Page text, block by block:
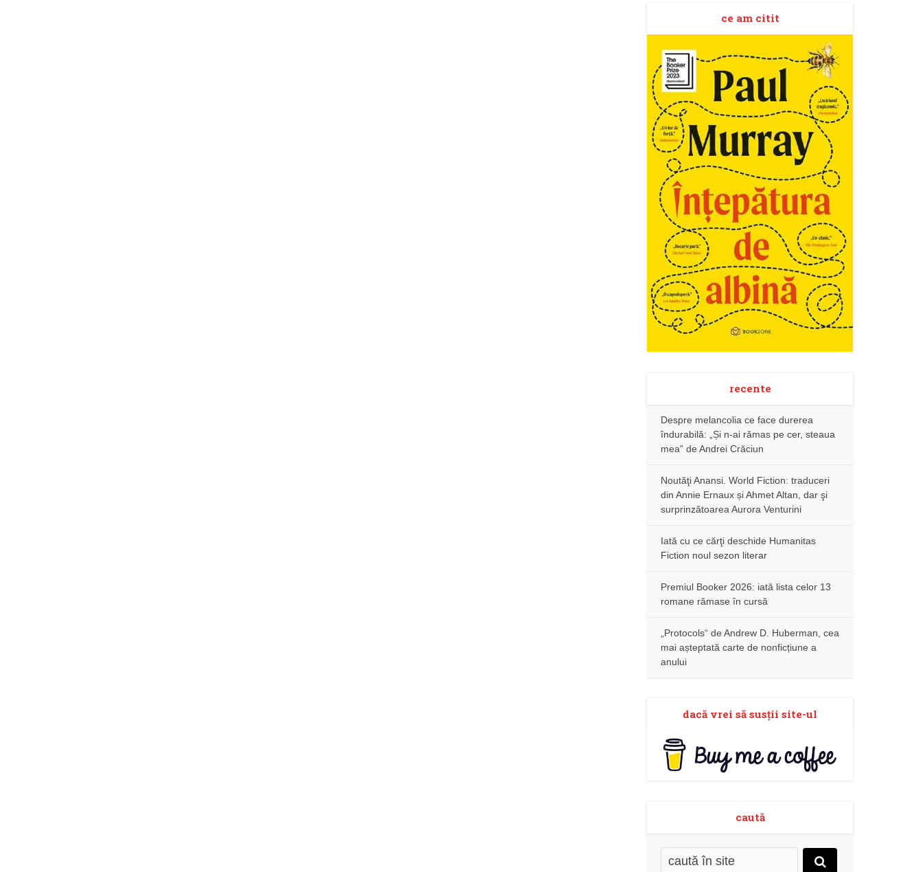
ce am citit
recente
Despre melancolia ce face durerea
îndurabilă: „Și n-ai rămas pe cer, steaua
mea” de Andrei Crăciun
Noutăţi Anansi. World Fiction: traduceri
din Annie Ernaux și Ahmet Altan, dar şi
surprinzătoarea Aurora Venturini
Iată cu ce cărţi deschide Humanitas
Fiction noul sezon literar
Premiul Booker 2026: iată lista celor 13
romane rămase în cursă
„Protocols“ de Andrew D. Huberman, cea
mai așteptată carte de nonficțiune a
anului
dacă vrei să susţii site-ul
caută